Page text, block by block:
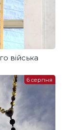
війська
6 серпня